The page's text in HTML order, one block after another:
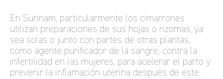
En Surinam, particularmente los cimarrones
utilizan preparaciones de sus hojas o rizomas, ya
sea solas o junto con partes de otras plantas,
como agente purificador de la sangre, contra la
infertilidad en las mujeres, para acelerar el parto y
prevenir la inflamación uterina después de este.